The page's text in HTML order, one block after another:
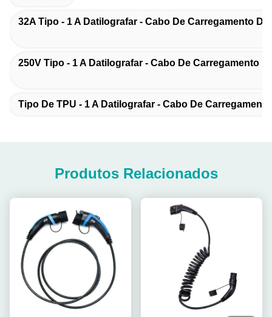
32A Tipo - 1 A Datilografar - Cabo De Carregamento De
250V Tipo - 1 A Datilografar - Cabo De Carregamento
Tipo De TPU - 1 A Datilografar - Cabo De
Produtos Relacionados